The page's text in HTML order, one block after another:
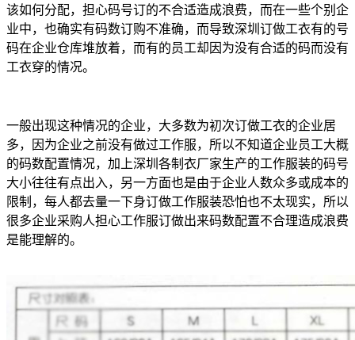
该如何分配，担心码号订的不合适造成浪费，而在一些个别企
业中，也确实有码数订购不准确，而导致深圳订做工衣有的号
码在企业仓库堆放着，而有的员工却因为没有合适的码而没有
工衣穿的情况。
一般出现这种情况的企业，大多数为初次订做工衣的企业居
多，因为企业之前没有做过工作服，所以不知道企业员工大概
的码数配置情况，加上深圳各制衣厂家生产的工作服装的码号
大小往往有点出入，另一方面也是由于企业人数众多或成本的
限制，每人都去量一下身订做工作服装恐怕也不太现实，所以
很多企业采购人担心工作服订做出来码数配置不合理造成浪费
是能理解的。